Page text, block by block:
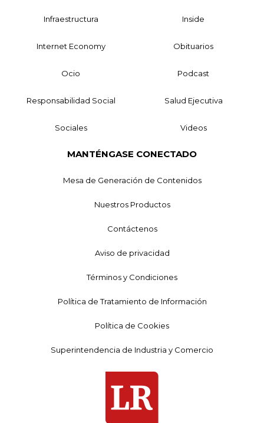
Infraestructura Inside
Internet Economy Obituarios
Ocio Podcast
Responsabilidad Social Salud Ejecutiva
Sociales Videos
MANTÉNGASE CONECTADO
Mesa de Generación de Contenidos
Nuestros Productos
Contáctenos
Aviso de privacidad
Términos y Condiciones
Política de Tratamiento de Información
Política de Cookies
Superintendencia de Industria y Comercio